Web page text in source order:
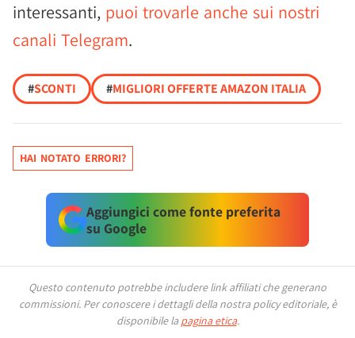
interessanti, puoi trovarle anche sui nostri
canali Telegram.
#SCONTI #MIGLIORI OFFERTE AMAZON ITALIA
HAI NOTATO ERRORI?
Aggiungici come fonte preferita
su Google
Questo contenuto potrebbe includere link affiliati che generano
commissioni. Per conoscere i dettagli della nostra policy editoriale, è
disponibile la pagina etica.